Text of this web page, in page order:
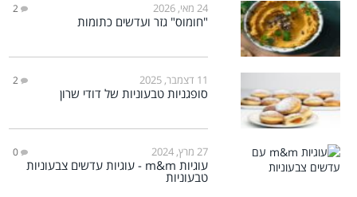
24 מאי, 2026 2
"חומוס" גזר ועדשים כתומות
11 דצמבר, 2025 2
סופגניות טבעוניות של דודי שרון
27 מרץ, 2024 0
עוגיות m&m - עוגיות עדשים צבעוניות
טבעוניות